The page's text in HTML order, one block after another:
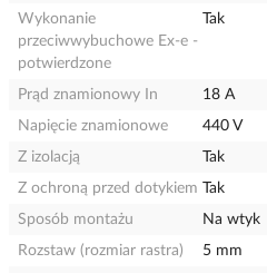
Wykonanie
przeciwwybuchowe Ex-e -
potwierdzone
Tak
Prąd znamionowy In
18 A
Napięcie znamionowe
440 V
Z izolacją
Tak
Z ochroną przed dotykiem Tak
Sposób montażu
Na wtyk
Rozstaw (rozmiar rastra)
5 mm